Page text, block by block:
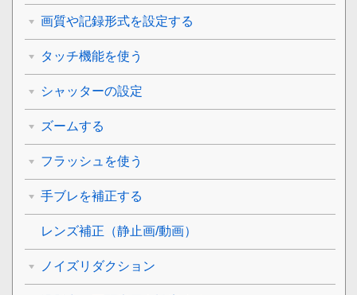
画質や記録形式を設定する
タッチ機能を使う
シャッターの設定
ズームする
フラッシュを使う
手ブレを補正する
レンズ補正 （静止画/動画）
ノイズリダクション